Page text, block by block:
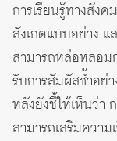
การเรียนรู้ทางสัง
สังเกตแบบอย่าง แ
สามารถหล่อหลอม
รับการสัมผัสซ้ำอย่
หลังยังชี้ให้เห็นว่า
สามารถเสริมควา